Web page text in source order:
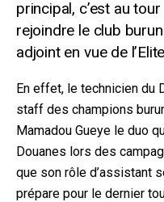
principal, c’est au
rejoindre le club
adjoint en vue de
En effet, le technicien du
staff des champions
Mamadou Gueye le duo
Douanes lors des
que son rôle d’assistant
prépare pour le dernier